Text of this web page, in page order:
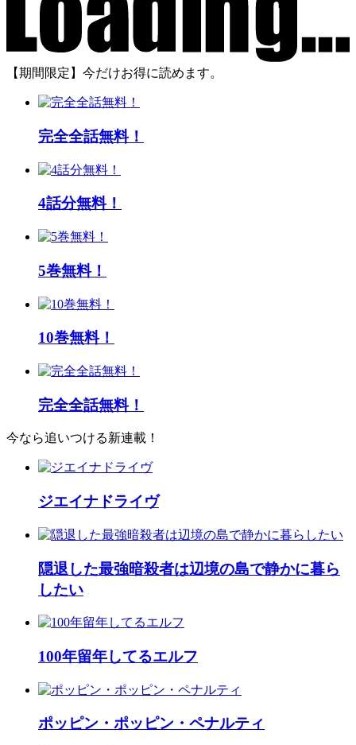
【期間限定】今だけお得に読めます。
完全全話無料！
4話分無料！
5巻無料！
10巻無料！
完全全話無料！
今なら追いつける新連載！
ジエイナドライヴ
隠退した最強暗殺者は辺境の島で静かに暮ら
したい
100年留年してるエルフ
ポッピン・ポッピン・ペナルティ